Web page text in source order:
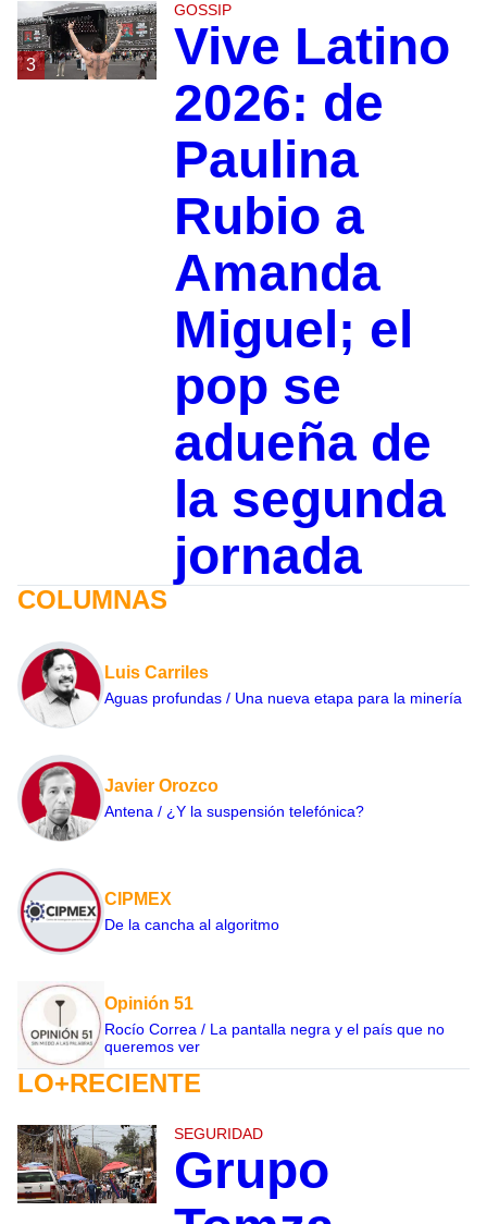
3
GOSSIP
Vive Latino
2026: de
Paulina
Rubio a
Amanda
Miguel; el
pop se
adueña de
la segunda
jornada
COLUMNAS
Luis Carriles
Aguas profundas / Una nueva etapa para la minería
Javier Orozco
Antena / ¿Y la suspensión telefónica?
CIPMEX
De la cancha al algoritmo
Opinión 51
Rocío Correa / La pantalla negra y el país que no
queremos ver
LO+RECIENTE
SEGURIDAD
Grupo